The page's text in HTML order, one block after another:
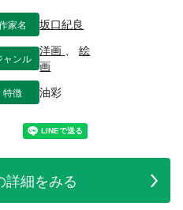
家名 坂口紀良
ャンル
洋画 、絵
画
特徴 油彩
詳細をみる